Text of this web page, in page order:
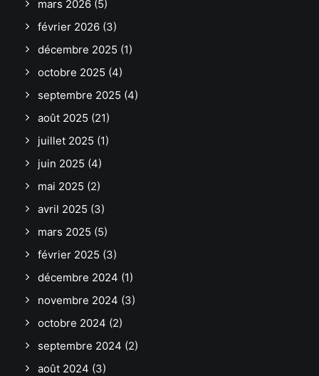
mars 2026 (5)
février 2026 (3)
décembre 2025 (1)
octobre 2025 (4)
septembre 2025 (4)
août 2025 (21)
juillet 2025 (1)
juin 2025 (4)
mai 2025 (2)
avril 2025 (3)
mars 2025 (5)
février 2025 (3)
décembre 2024 (1)
novembre 2024 (3)
octobre 2024 (2)
septembre 2024 (2)
août 2024 (3)